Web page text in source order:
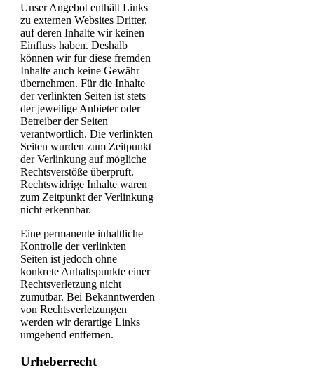
Unser Angebot enthält Links
zu externen Websites Dritter,
auf deren Inhalte wir keinen
Einfluss haben. Deshalb
können wir für diese fremden
Inhalte auch keine Gewähr
übernehmen. Für die Inhalte
der verlinkten Seiten ist stets
der jeweilige Anbieter oder
Betreiber der Seiten
verantwortlich. Die verlinkten
Seiten wurden zum Zeitpunkt
der Verlinkung auf mögliche
Rechtsverstöße überprüft.
Rechtswidrige Inhalte waren
zum Zeitpunkt der Verlinkung
nicht erkennbar.
Eine permanente inhaltliche
Kontrolle der verlinkten
Seiten ist jedoch ohne
konkrete Anhaltspunkte einer
Rechtsverletzung nicht
zumutbar. Bei Bekanntwerden
von Rechtsverletzungen
werden wir derartige Links
umgehend entfernen.
Urheberrecht